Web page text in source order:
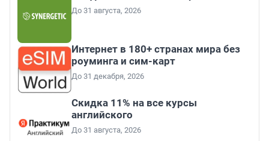
До 31 августа, 2026
Интернет в 180+ странах мира без
роуминга и сим-карт
До 31 декабря, 2026
Скидка 11% на все курсы
английского
До 31 августа, 2026